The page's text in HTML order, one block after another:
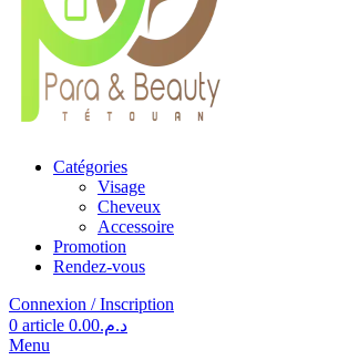
Catégories
Visage
Cheveux
Accessoire
Promotion
Rendez-vous
Connexion / Inscription
0 article د.م.0.00
Menu